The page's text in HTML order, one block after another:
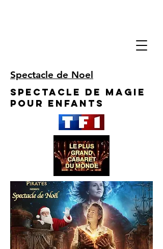
Spectacle de Noel
Spectacle de Magie
pour enfants